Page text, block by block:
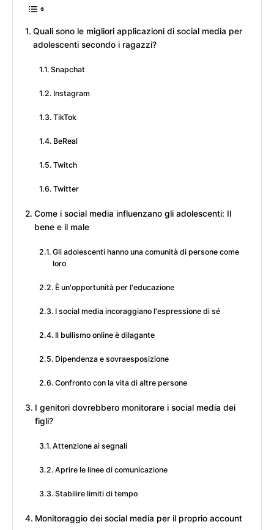
Quali sono le migliori applicazioni di social media per
adolescenti secondo i ragazzi?
Snapchat
Instagram
TikTok
BeReal
Twitch
Twitter
Come i social media influenzano gli adolescenti: Il
bene e il male
Gli adolescenti hanno una comunità di persone come
loro
È un'opportunità per l'educazione
I social media incoraggiano l'espressione di sé
Il bullismo online è dilagante
Dipendenza e sovraesposizione
Confronto con la vita di altre persone
I genitori dovrebbero monitorare i social media dei
figli?
Attenzione ai segnali
Aprire le linee di comunicazione
Stabilire limiti di tempo
Monitoraggio dei social media per il proprio account